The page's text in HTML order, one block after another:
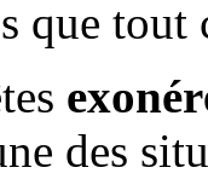
que tout
des